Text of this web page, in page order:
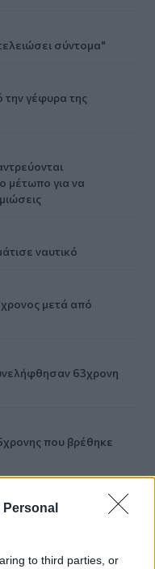
to third parties, or
σύντομα"
γέφυρα της
μέτωπο για να
ναυτικό
μετά από
63χρονη
που βρέθηκε
ρεκόρ 48